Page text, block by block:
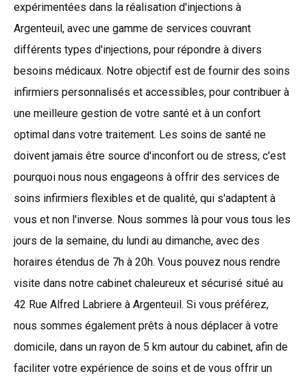
expérimentées dans la réalisation d'injections à
Argenteuil, avec une gamme de services couvrant
différents types d'injections, pour répondre à divers
besoins médicaux. Notre objectif est de fournir des soins
infirmiers personnalisés et accessibles, pour contribuer à
une meilleure gestion de votre santé et à un confort
optimal dans votre traitement. Les soins de santé ne
doivent jamais être source d'inconfort ou de stress, c'est
pourquoi nous nous engageons à offrir des services de
soins infirmiers flexibles et de qualité, qui s'adaptent à
vous et non l'inverse. Nous sommes là pour vous tous les
jours de la semaine, du lundi au dimanche, avec des
horaires étendus de 7h à 20h. Vous pouvez nous rendre
visite dans notre cabinet chaleureux et sécurisé situé au
42 Rue Alfred Labriere à Argenteuil. Si vous préférez,
nous sommes également prêts à nous déplacer à votre
domicile, dans un rayon de 5 km autour du cabinet, afin de
faciliter votre expérience de soins et de vous offrir un